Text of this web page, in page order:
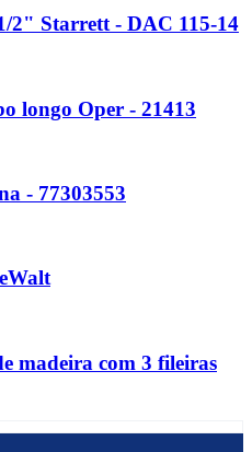
2" Starrett - DAC 115-14
longo Oper - 21413
- 77303553
madeira com 3 fileiras